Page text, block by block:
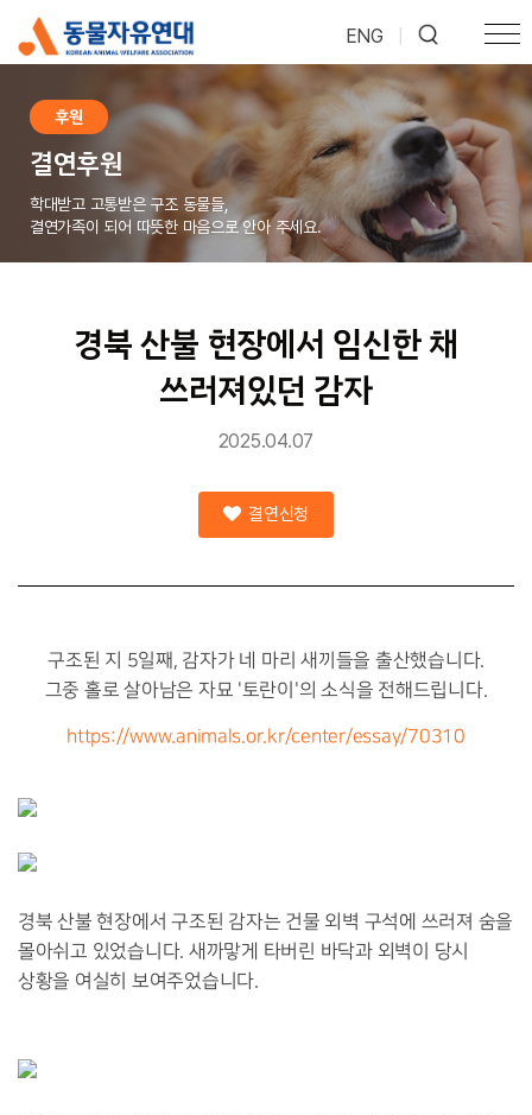
ENG
후원
결연후원
학대받고 고통받은 구조 동물들,
결연가족이 되어 따뜻한 마음으로 안아 주세요.
경북 산불 현장에서 임신한 채
쓰러져있던 감자
2025.04.07
결연신청
구조된 지 5일째, 감자가 네 마리 새끼들을 출산했습니다.
그중 홀로 살아남은 자묘 '토란이'의 소식을 전해드립니다.
https://www.animals.or.kr/center/essay/70310
경북 산불 현장에서 구조된 감자는 건물 외벽 구석에 쓰러져 숨을
몰아쉬고 있었습니다. 새까맣게 타버린 바닥과 외벽이 당시
상황을 여실히 보여주었습니다.